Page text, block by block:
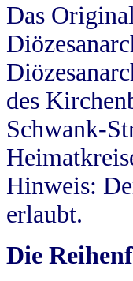
Das
des
Schwank-
Hinweis:
erlaubt.
Die